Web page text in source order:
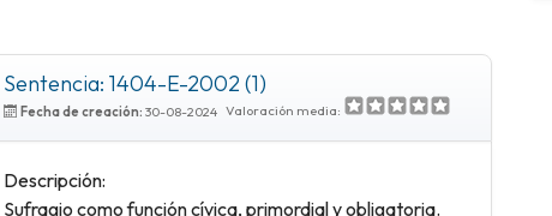
Sentencia: 1404-E-2002 (1)
Fecha de creación: 30-08-2024 Valoración media:
Descripción:
Sufragio como función cívica, primordial y obligatoria.